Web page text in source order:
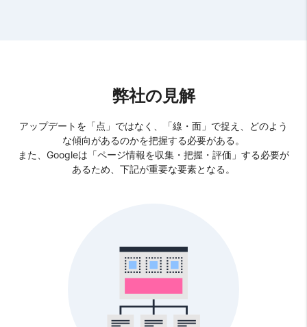
弊社の見解
アップデートを「点」ではなく、「線・面」で捉え、どのよう
な傾向があるのかを把握する必要がある。
また、Googleは「ページ情報を収集・把握・評価」する必要が
あるため、下記が重要な要素となる。